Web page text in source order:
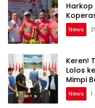
Harkop
News
Keren!
Lolos
Mimpi
News